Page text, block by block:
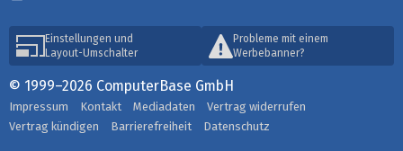
Einstellungen und
Layout-Umschalter
Probleme mit einem
Werbebanner?
© 1999–2026 ComputerBase GmbH
Impressum Kontakt Mediadaten
Vertrag widerrufen
Vertrag kündigen
Barrierefreiheit Datenschutz